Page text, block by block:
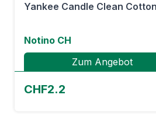
Yankee Candle Clean
Notino CH
Zum Angebot
CHF2.2